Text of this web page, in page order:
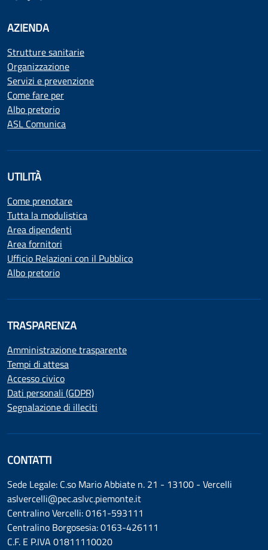
AZIENDA
Strutture sanitarie
Organizzazione
Servizi e prevenzione
Come fare per
Albo pretorio
ASL Comunica
UTILITÀ
Come prenotare
Tutta la modulistica
Area dipendenti
Area fornitori
Ufficio Relazioni con il Pubblico
Albo pretorio
TRASPARENZA
Amministrazione trasparente
Tempi di attesa
Accesso civico
Dati personali (GDPR)
Segnalazione di illeciti
CONTATTI
Sede Legale: C.so Mario Abbiate n. 21 - 13100 - Vercelli
aslvercelli@pec.aslvc.piemonte.it
Centralino Vercelli: 0161-593111
Centralino Borgosesia: 0163-426111
C.F. E P.IVA 01811110020